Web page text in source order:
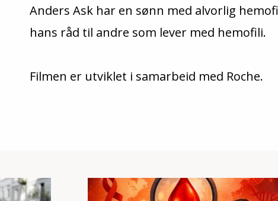
Anders Ask har en sønn med alvorlig
hans råd til andre som lever med hemofili.
Filmen er utviklet i samarbeid med Roche.